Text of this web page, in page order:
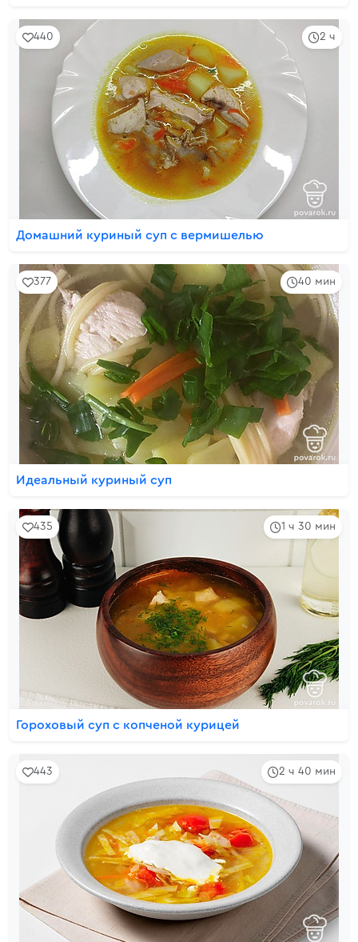
2 ч
440
Домашний куриный суп с вермишелью
40 мин
377
Идеальный куриный суп
1 ч 30 мин
435
Гороховый суп с копченой курицей
2 ч 40 мин
443